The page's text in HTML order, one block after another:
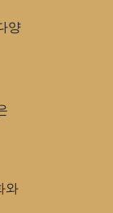
양
와